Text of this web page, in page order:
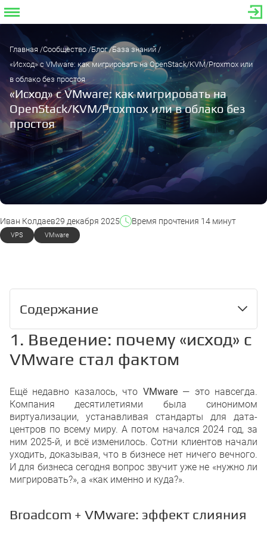
Главная Сообщество Блог База знаний
«Исход» с VMware: как мигрировать на OpenStack/KVM/Proxmox или
в облако без простоя
«Исход» с VMware: как мигрировать на
OpenStack/KVM/Proxmox или в облако без
простоя
VPS VMware
Иван Колдаев29 декабря 2025 Время прочтения 14 минут
1. Введение: почему «исход» с
VMware стал фактом
Ещё недавно казалось, что VMware— это навсегда.
Компания десятилетиями была синонимом
виртуализации, устанавливая стандарты для дата-
центров по всему миру. А потом начался 2024 год, за
ним 2025-й, и всё изменилось. Сотни клиентов начали
уходить, доказывая, что в бизнесе нет ничего вечного.
И для бизнеса сегодня вопрос звучит уже не «нужно ли
мигрировать?», а «как именно и куда?».
Broadcom + VMware: эффект слияния
Содержание
1. Введение: почему «исход» с
Broadcom + VMware: эффект
Европейский рынок под
2. Европейский контекст: на что
Законы и правила: куда же без
Дефицит VMware-инженеров и
Доступность сервисов и
Суверенность данных: скрытый
3. Подготовка к миграции: то, о
Инвентаризация: видеть больше,
Лицензированные приложения и
Hidden dependency: то, что
Оптимизация перед миграцией
Lift-and-shift: быстро, но не всегда